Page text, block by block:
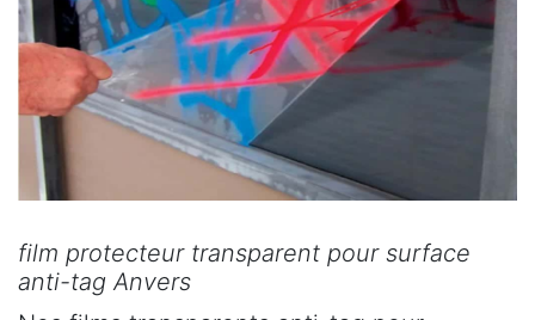
film protecteur transparent pour surface
anti-tag Anvers